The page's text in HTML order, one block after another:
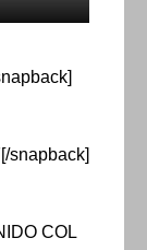
snapback]
COL